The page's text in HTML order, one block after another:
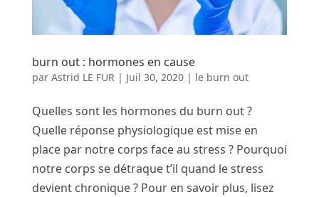
burn out : hormones en cause
par Astrid LE FUR| Juil 30, 2020| le burn out
Quelles sont les hormones du burn out ?
Quelle réponse physiologique est mise en
place par notre corps face au stress ? Pourquoi
notre corps se détraque t’il quand le stress
devient chronique ? Pour en savoir plus, lisez